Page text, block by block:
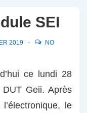
SEI
2019
NO
ce lundi 28
Geii. Après
le